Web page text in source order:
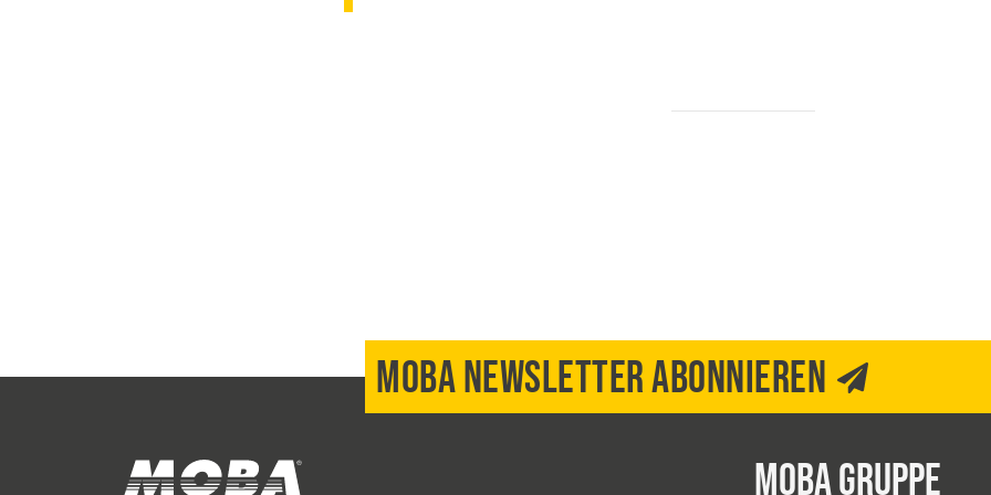
MOBA NEWSLETTER ABONNIEREN
MOBA GRUPPE